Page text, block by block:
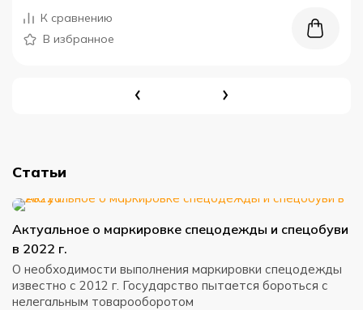
К сравнению
В избранное
Статьи
Актуальное о маркировке спецодежды и спецобуви
в 2022 г.
О необходимости выполнения маркировки спецодежды
известно с 2012 г. Государство пытается бороться с
нелегальным товарооборотом